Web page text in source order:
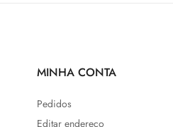
MINHA CONTA
Pedidos
Editar endereço